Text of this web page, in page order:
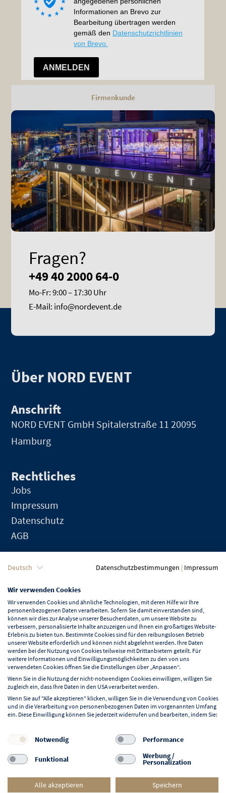
Firmenkunde
Fragen?
+49 40 2000 64-0
Mo-Fr: 9:00 – 17:30 Uhr
E-Mail: info@nordevent.de
Über NORD EVENT
Anschrift
NORD EVENT GmbH Spitalerstraße 11 20095
Hamburg
Rechtliches
Jobs
Impressum
Datenschutz
AGB
Sprache
Deutsch
Mehr erfahren über NORD EVENT
Blog
F
a
c
e
I
n
t t
L
i
n
k
Deutsch Datenschutzbestimmungen | Impressum
Wir verwenden Cookies
Wir verwenden Cookies und ähnliche Technologien, mit deren Hilfe wir Ihre
personenbezogenen Daten verarbeiten. Sofern Sie damit einverstanden sind,
können wir dies zur Analyse unserer Besucherdaten, um unsere Website zu
verbessern, personalisierte Inhalte anzuzeigen und Ihnen ein großartiges Website-
Erlebnis zu bieten tun. Bestimmte Cookies sind für den reibungslosen Betrieb
unserer Website erforderlich und können nicht abgelehnt werden. Ihre Daten
werden bei der Nutzung von Cookies teilweise mit Drittanbietern geteilt. Für
weitere Informationen und Einwilligungsmöglichkeiten zu den von uns
verwendeten Cookies öffnen Sie die Einstellungen über „Anpassen“.
Wenn Sie in die Nutzung der nicht-notwendigen Cookies einwilligen, willigen Sie
zugleich ein, dass Ihre Daten in den USA verarbeitet werden.
Wenn Sie auf "Alle akzeptieren" klicken, willigen Sie in die Verwendung von Cookies
und in die Verarbeitung von personenbezogenen Daten im vorgenannten Umfang
ein. Diese Einwilligung können Sie jederzeit widerrufen und bearbeiten, indem Sie:
Notwendig Performance
Funktional Werbung /
Personalization
Alle akzeptieren Speichern